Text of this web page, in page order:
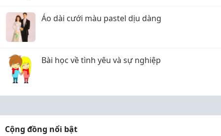
Áo dài cưới màu pastel dịu dàng
Bài học về tình yêu và sự nghiệp
Cộng đồng nổi bật